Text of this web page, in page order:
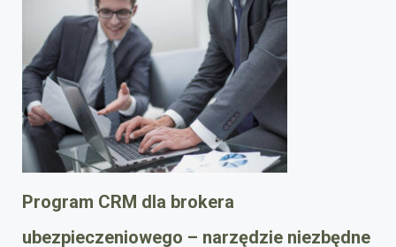
Program CRM dla brokera
ubezpieczeniowego – narzędzie niezbędne